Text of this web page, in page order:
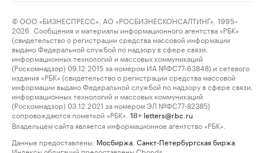
© ООО «БИЗНЕСПРЕСС», АО «РОСБИЗНЕСКОНСАЛТИНГ», 1995–
2026. Сообщения и материалы информационного агентства «РБК»
(свидетельство о регистрации средства массовой информации
выдано Федеральной службой по надзору в сфере связи,
информационных технологий и массовых коммуникаций
(Роскомнадзор) 09.12.2015 за номером ИА №ФС77-63848) и сетевого
издания «РБК» (свидетельство о регистрации средства массовой
информации выдано Федеральной службой по надзору в сфере связи,
информационных технологий и массовых коммуникаций
(Роскомнадзор) 03.12.2021 за номером ЭЛ №ФС77-82385)
сопровождаются пометкой «РБК».
18+ letters@rbc.ru
Владельцем сайта является информационное агентство «РБК».
Данные предоставлены: Мосбиржа Санкт-Петербургская биржа